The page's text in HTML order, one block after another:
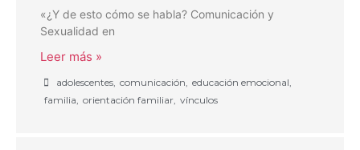
«¿Y de esto cómo se habla? Comunicación y
Sexualidad en
Leer más »
adolescentes, comunicación, educación emocional,
familia, orientación familiar, vínculos